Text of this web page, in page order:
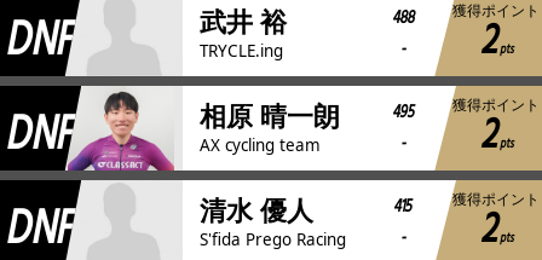
DNF 武井 裕
TRYCLE.ing
488
-
獲得ポイント
2pts
DNF 相原 晴一朗
AX cycling team
495
-
獲得ポイント
2pts
DNF 清水 優人
S'fida Prego Racing
415
-
獲得ポイント
2pts